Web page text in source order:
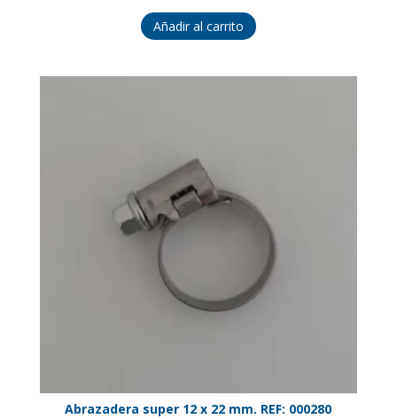
Añadir al carrito
Abrazadera super 12 x 22 mm. REF: 000280